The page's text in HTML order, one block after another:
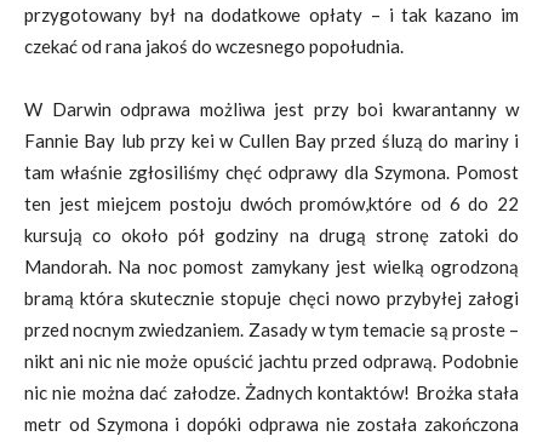
przygotowany był na dodatkowe opłaty – i tak kazano im
czekać od rana jakoś do wczesnego popołudnia.
W Darwin odprawa możliwa jest przy boi kwarantanny w
Fannie Bay lub przy kei w Cullen Bay przed śluzą do mariny i
tam właśnie zgłosiliśmy chęć odprawy dla Szymona. Pomost
ten jest miejcem postoju dwóch promów,które od 6 do 22
kursują co około pół godziny na drugą stronę zatoki do
Mandorah. Na noc pomost zamykany jest wielką ogrodzoną
bramą która skutecznie stopuje chęci nowo przybyłej załogi
przed nocnym zwiedzaniem. Zasady w tym temacie są proste –
nikt ani nic nie może opuścić jachtu przed odprawą. Podobnie
nic nie można dać załodze. Żadnych kontaktów! Brożka stała
metr od Szymona i dopóki odprawa nie została zakończona